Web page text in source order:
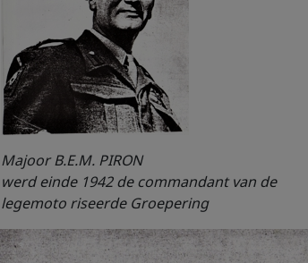
Majoor B.E.M. PIRON
werd einde 1942 de commandant van de
legemoto riseerde Groepering